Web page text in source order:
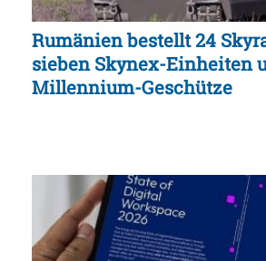
Rumänien bestellt 24
sieben Skynex-Einheiten
Millennium-Geschütze